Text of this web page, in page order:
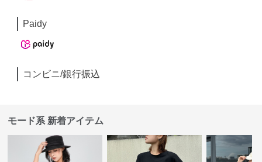
Paidy
コンビニ/銀行振込
モード系 新着アイテム